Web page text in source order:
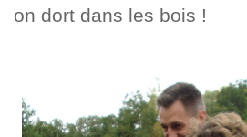
on dort dans les bois !